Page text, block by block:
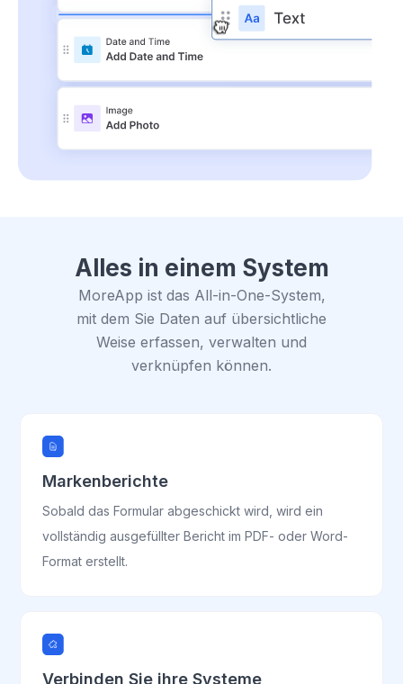
Alles in einem System
MoreApp ist das All-in-One-System,
mit dem Sie Daten auf übersichtliche
Weise erfassen, verwalten und
verknüpfen können.
Markenberichte
Sobald das Formular abgeschickt wird, wird ein
vollständig ausgefüllter Bericht im PDF- oder Word-
Format erstellt.
Verbinden Sie ihre Systeme